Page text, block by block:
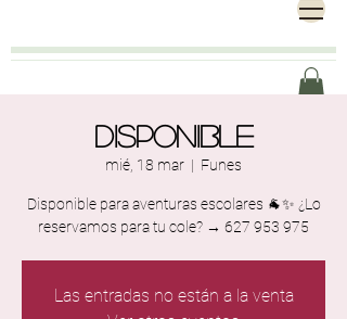
Disponible
mié, 18 mar
  |
Funes
Disponible para aventuras escolares 🐐✨ ¿Lo
reservamos para tu cole? → 627 953 975
Las entradas no están a la venta